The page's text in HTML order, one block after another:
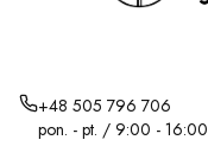
+48 505 796 706
pon. - pt. / 9:00 - 16:00